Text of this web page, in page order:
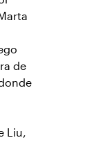
de
Liu,